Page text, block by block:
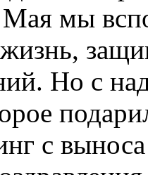
Мая мы
Но с
с